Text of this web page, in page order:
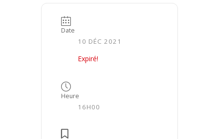
Date
10 DÉC 2021
Expiré!
Heure
16H00